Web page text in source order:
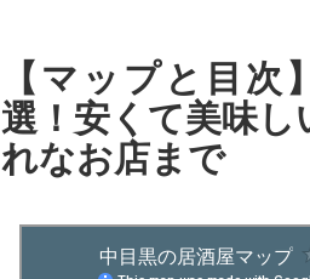
【マップと目
選！安くて美味
れなお店まで